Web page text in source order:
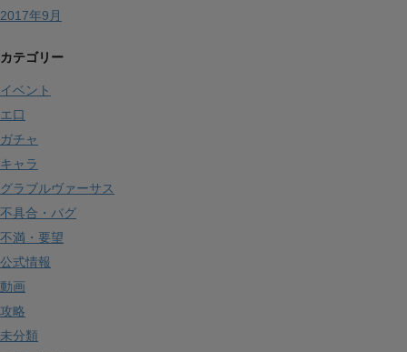
2017年9月
カテゴリー
イベント
エ口
ガチャ
キャラ
グラブルヴァーサス
不具合・バグ
不満・要望
公式情報
動画
攻略
未分類